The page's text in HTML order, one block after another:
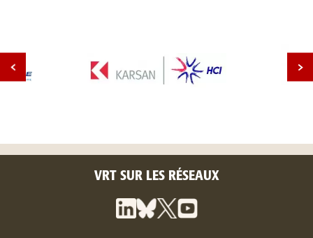
VRT SUR LES RÉSEAUX